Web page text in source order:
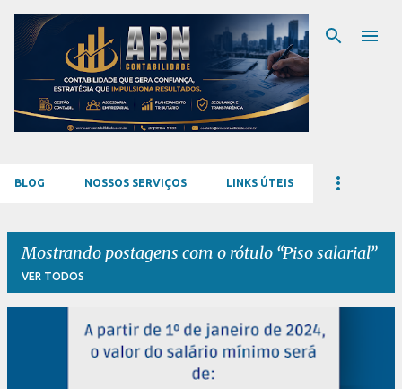
Pular para o conteúdo principal
BLOG NOSSOS SERVIÇOS LINKS ÚTEIS
Mostrando postagens com o rótulo Piso salarial
VER TODOS